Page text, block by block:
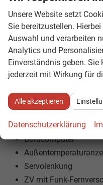
LED-SCHEINWERFER
LED-Tagfahrlicht
LED-Heckleuchten
Lichtautomatik
Coming-Home-
Leaving-Home-
Technik
5-Gang-
Bordcomputer
Servolenkung
ZV mit Funk-
Unsere Website setzt
Sie bereitzustellen.
Auswahl und verarbeiten
Analytics und
Einverständnis geben.
jederzeit mit Wirkung für
Alle akzeptieren
Datenschutzerklärung